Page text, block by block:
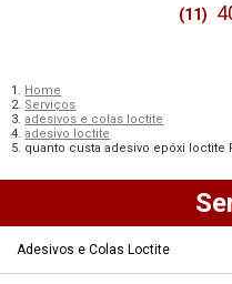
(11)
Home
Serviços
adesivos e colas loctite
adesivo loctite
quanto custa adesivo epóxi loctite
Adesivos e Colas Loctite